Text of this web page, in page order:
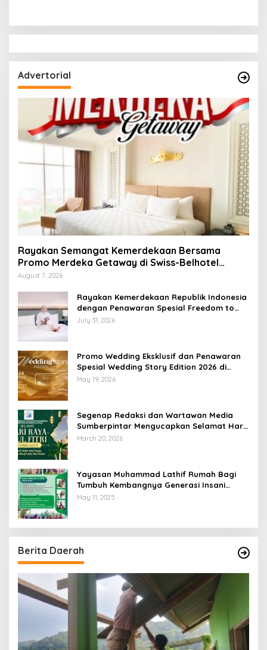
VIII DPRRI
Advertorial
Rayakan Semangat Kemerdekaan Bersama
Promo Merdeka Getaway di Swiss-Belhotel
Lampung
August 7, 2026
Rayakan Kemerdekaan Republik Indonesia
dengan Penawaran Spesial Freedom to
Relax di Holiday Inn Lampung Bukit Randu
July 31, 2026
Promo Wedding Eksklusif dan Penawaran
Spesial Wedding Story Edition 2026 di
Swiss-Belhotel Lampung
May 19, 2026
Segenap Redaksi dan Wartawan Media
Sumberpintar Mengucapkan Selamat Hari
Raya Idul Fitri 1447 Hijriyah / 2026 M
March 20, 2026
Yayasan Muhammad Lathif Rumah Bagi
Tumbuh Kembangnya Generasi Insani
Cerdas dan Berkarakter
May 11, 2025
Berita Daerah